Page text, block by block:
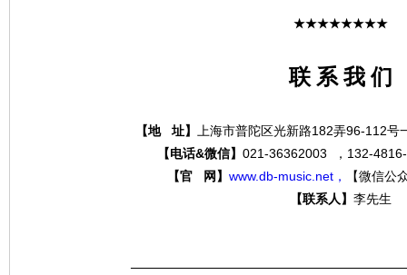
★★★★★★★★
联 系 我 们
【地 址】
上海市普陀区光新路182弄96-112
【电话&微信】 021-36362003 ，132-
【官 网】 www.db-music.net，
【微信公
【联系人】 李先生